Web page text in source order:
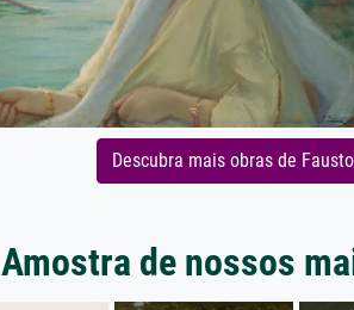
Descubra mais obras de
Amostra de nossos